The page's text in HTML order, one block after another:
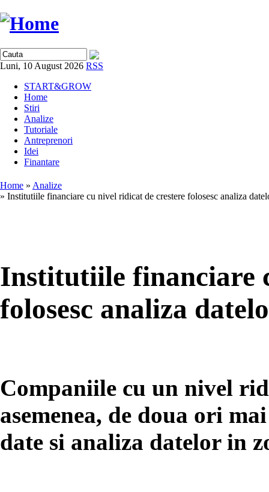
Luni, 10 August 2026 RSS
START&GROW
Home
Stiri
Analize
Tutoriale
Antreprenori
Idei
Finantare
Home » Analize
» Institutiile financiare cu nivel ridicat de crestere folosesc analiza
Institutiile financiare
folosesc analiza
Companiile cu un nivel
asemenea, de doua ori
date si analiza datelor in